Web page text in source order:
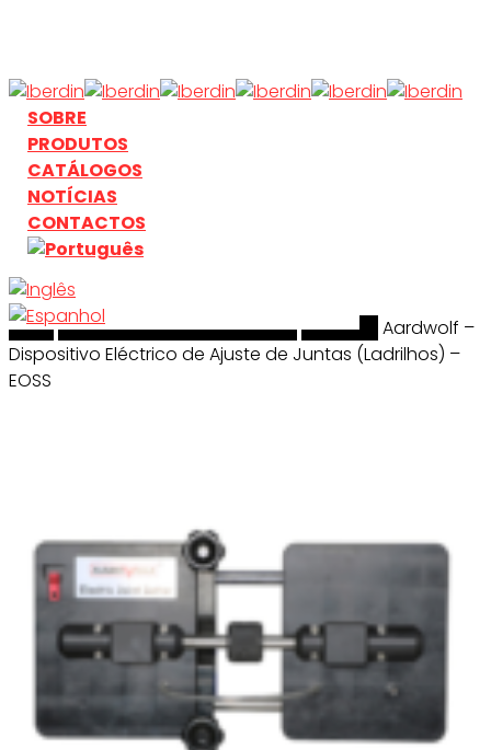
main
content
search
Menu
SOBRE
PRODUTOS
CATÁLOGOS
NOTÍCIAS
CONTACTOS
search
InícioManuseamento & ElevaçãoAardwolf
Aardwolf –
Dispositivo Eléctrico de Ajuste de Juntas (Ladrilhos) –
EOSS